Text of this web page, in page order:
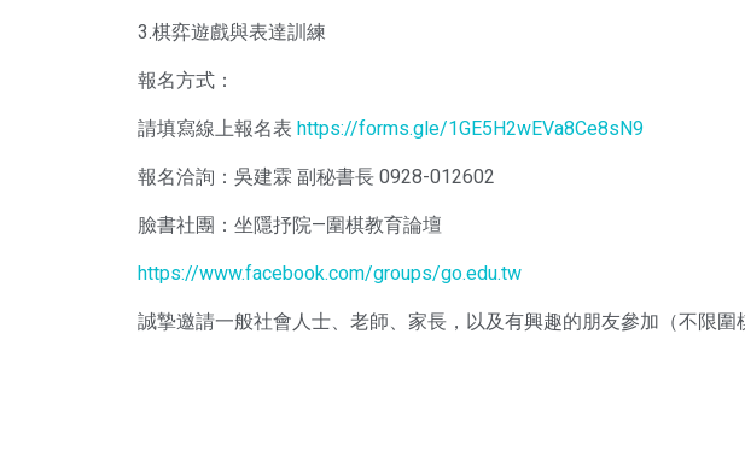
3.棋弈遊戲與表達訓練
報名方式：
請填寫線上報名表 https://forms.gle/1GE5H2wEVa8Ce8sN9
報名洽詢：吳建霖 副秘書長 0928-012602
臉書社團：坐隱抒院—圍棋教育論壇
https://www.facebook.com/groups/go.edu.tw
誠摯邀請一般社會人士、老師、家長，以及有興趣的朋友參加（不限圍